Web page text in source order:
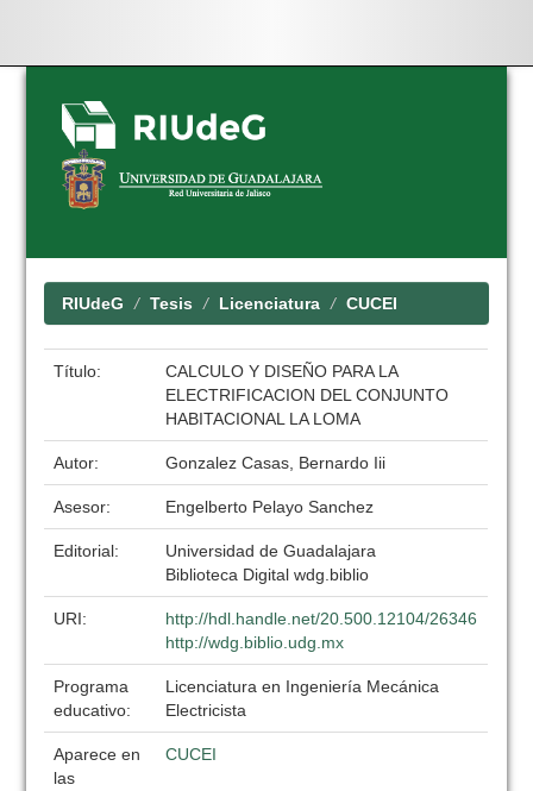
Skip
navigation
RIUdeG Tesis Licenciatura CUCEI
Título:
CALCULO Y DISEÑO PARA LA
ELECTRIFICACION DEL CONJUNTO
HABITACIONAL LA LOMA
Autor: Gonzalez Casas, Bernardo Iii
Asesor: Engelberto Pelayo Sanchez
Editorial:
Universidad de Guadalajara
Biblioteca Digital wdg.biblio
URI:
http://hdl.handle.net/20.500.12104/26346
http://wdg.biblio.udg.mx
Programa
educativo:
Licenciatura en Ingeniería Mecánica
Electricista
Aparece en
las
CUCEI